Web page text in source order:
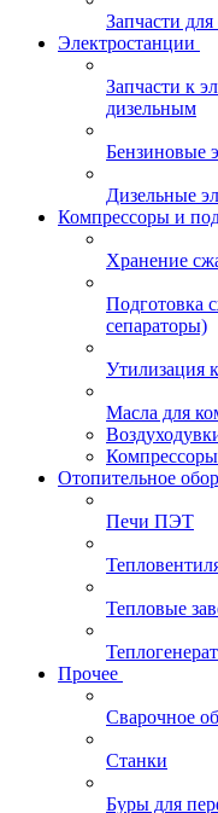
Запчасти
Электростанции
Запчасти к
дизельным
Бензиновые
Дизельные
Компрессоры и
Хранение
Подготовка
сепараторы)
Утилизация
Масла для
Отопительное
Печи ПЭТ
Тепловые
Прочее
Сварочное
Станки
Буры для